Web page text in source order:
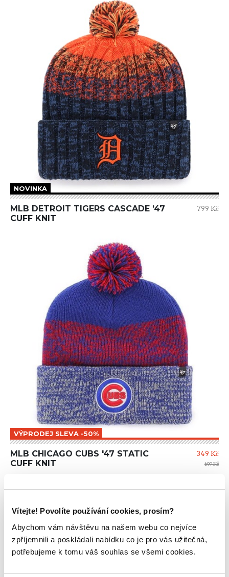
Vítejte! Povolíte používání cookies, prosím?
Abychom vám návštěvu na našem webu co nejvíce
zpříjemnili a poskládali nabídku co je pro vás užitečná,
potřebujeme k tomu váš souhlas se všemi cookies.
NOVINKA
MLB DETROIT TIGERS CASCADE ’47
CUFF KNIT
799 Kč
VÝPRODEJ SLEVA -50%
MLB CHICAGO CUBS '47 STATIC
CUFF KNIT
349 Kč
699 Kč